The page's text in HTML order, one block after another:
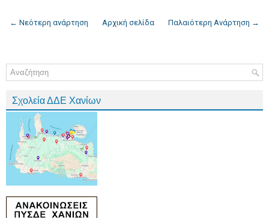
← Νεότερη ανάρτηση Παλαιότερη Ανάρτηση →
Αρχική σελίδα
Σχολεία ΔΔΕ Χανίων